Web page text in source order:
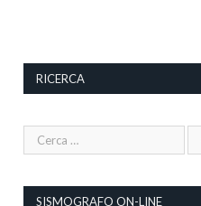
RICERCA
SISMOGRAFO ON-LINE